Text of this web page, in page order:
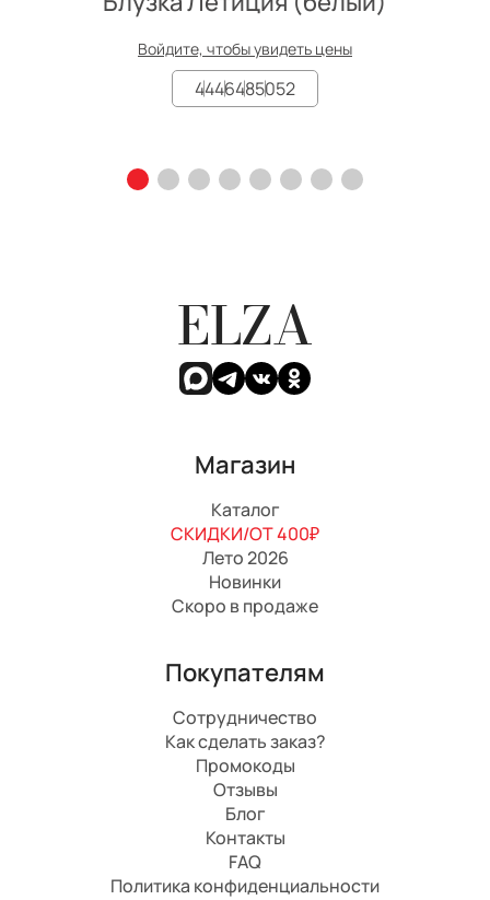
Войдите, чтобы увидеть цены
4446485052
ELZA
Магазин
Каталог
СКИДКИ/ОТ 400₽
Лето 2026
Новинки
Скоро в продаже
Покупателям
Сотрудничество
Как сделать заказ?
Промокоды
Отзывы
Блог
Контакты
FAQ
Политика конфиденциальности